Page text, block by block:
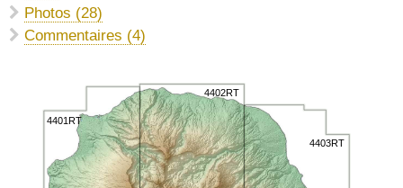
Photos (28)
Commentaires (4)
4401RT
4402RT
4403RT